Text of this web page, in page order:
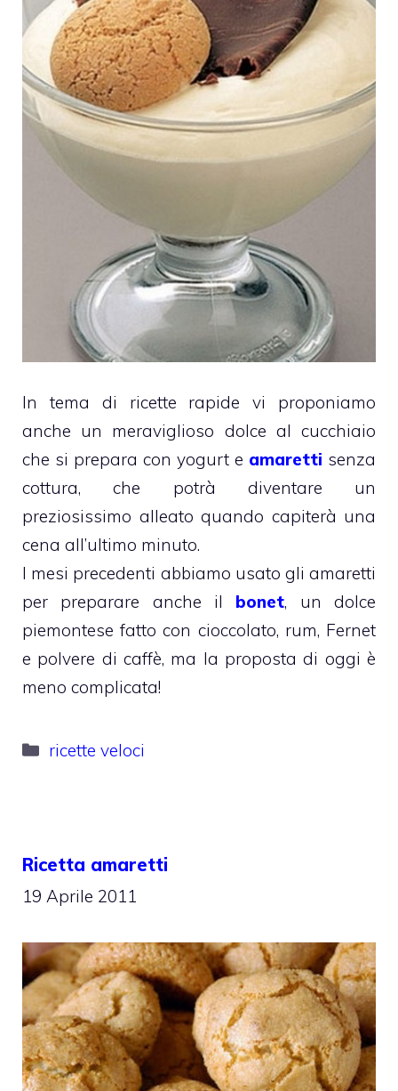
In tema di ricette rapide vi proponiamo
anche un meraviglioso dolce al cucchiaio
che si prepara con yogurt e amaretti senza
cottura, che potrà diventare un
preziosissimo alleato quando capiterà una
cena all’ultimo minuto.
I mesi precedenti abbiamo usato gli amaretti
per preparare anche il bonet, un dolce
piemontese fatto con cioccolato, rum, Fernet
e polvere di caffè, ma la proposta di oggi è
meno complicata!
Categorie
ricette veloci
Ricetta amaretti
19 Aprile 2011